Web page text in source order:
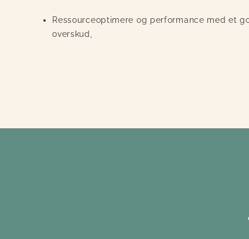
Ressourceoptimere og performance med et
overskud,